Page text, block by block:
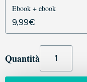
Ebook + ebook
9,99€
Quantità